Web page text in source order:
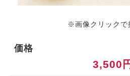
※画像クリックで
価格
3,500